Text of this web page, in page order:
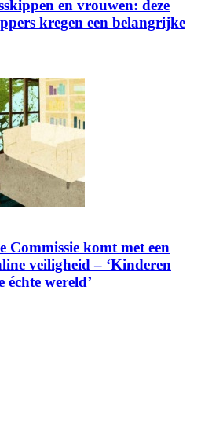
en vrouwen: deze
kregen een belangrijke
Commissie komt met een
veiligheid – ‘Kinderen
wereld’